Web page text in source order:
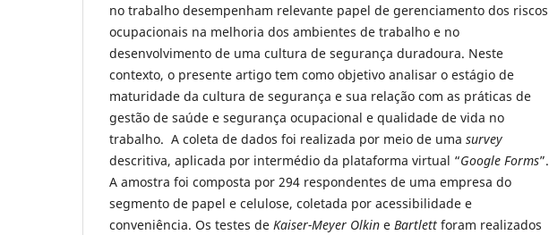
no trabalho desempenham relevante papel de gerenciamento dos riscos
ocupacionais na melhoria dos ambientes de trabalho e no
desenvolvimento de uma cultura de segurança duradoura. Neste
contexto, o presente artigo tem como objetivo analisar o estágio de
maturidade da cultura de segurança e sua relação com as práticas de
gestão de saúde e segurança ocupacional e qualidade de vida no
trabalho. A coleta de dados foi realizada por meio de uma survey
descritiva, aplicada por intermédio da plataforma virtual “Google Forms”.
A amostra foi composta por 294 respondentes de uma empresa do
segmento de papel e celulose, coletada por acessibilidade e
conveniência. Os testes de Kaiser-Meyer Olkin e Bartlett foram realizados